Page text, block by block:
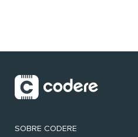
SOBRE CODERE